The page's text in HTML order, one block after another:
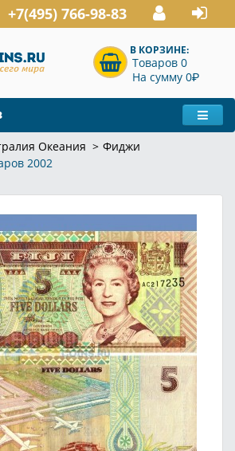
+7(495) 766-98-83
В КОРЗИНЕ:
Товаров 0
На сумму 0P
Океания
Фиджи
2002